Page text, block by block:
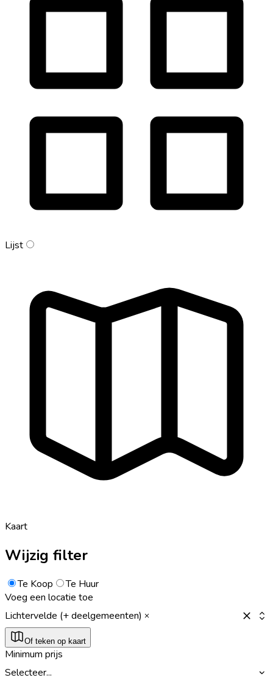
Lijst
Kaart
Wijzig filter
Te Koop
Te Huur
Voeg een locatie toe
Lichtervelde (+ deelgemeenten)
Of teken op kaart
Minimum prijs
Selecteer...